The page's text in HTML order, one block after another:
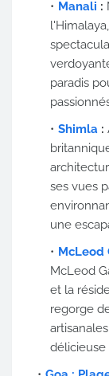
Manali :
paradis
Shimla :
ses vues
une
McLeod
McLeod
et la
regorge
délicieuse